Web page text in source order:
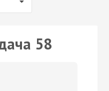
58